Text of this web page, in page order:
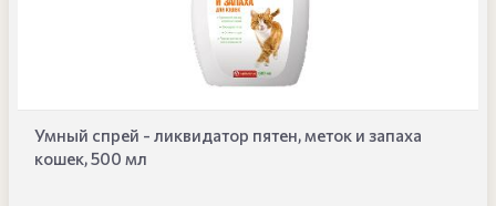
Умный спрей - ликвидатор пятен, меток и запаха
кошек, 500 мл